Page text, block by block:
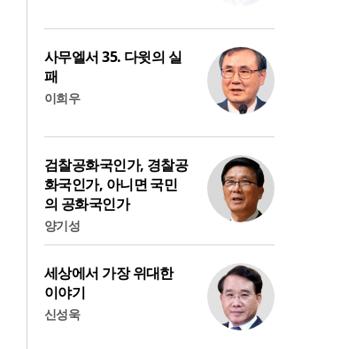
사무엘서 35. 다윗의 실
패
이희우
검찰공화국인가, 경찰공
화국인가, 아니면 국민
의 공화국인가
양기성
세상에서 가장 위대한
이야기
신성욱